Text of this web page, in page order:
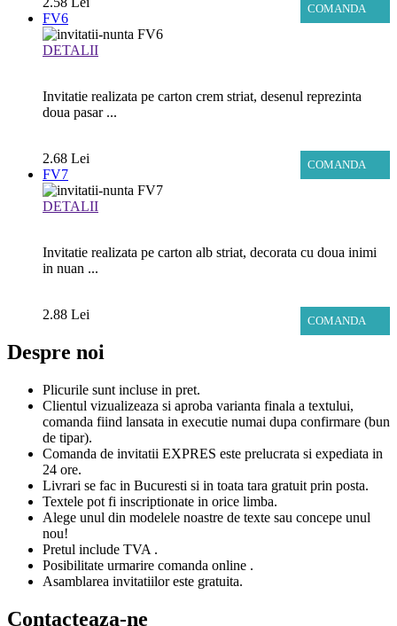
COMANDA
FV6
DETALII
Invitatie realizata pe carton crem striat, desenul reprezinta
doua pasar ...
COMANDA
2.68 Lei
FV7
DETALII
Invitatie realizata pe carton alb striat, decorata cu doua inimi
in nuan ...
COMANDA
2.88 Lei
Despre noi
Plicurile sunt incluse in pret.
Clientul vizualizeaza si aproba varianta finala a textului,
comanda fiind lansata in executie numai dupa confirmare (bun
de tipar).
Comanda de invitatii EXPRES este prelucrata si expediata in
24 ore.
Livrari se fac in Bucuresti si in toata tara gratuit prin posta.
Textele pot fi inscriptionate in orice limba.
Alege unul din modelele noastre de texte sau concepe unul
nou!
Pretul include TVA .
Posibilitate urmarire comanda online .
Asamblarea invitatiilor este gratuita.
Contacteaza-ne